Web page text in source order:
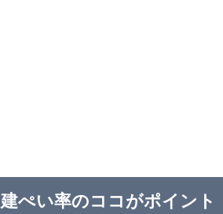
建ぺい率のココがポイント